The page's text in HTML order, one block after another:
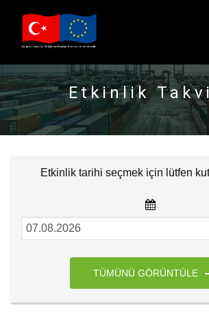
Etkinlik
Etkinlik tarihi seçmek için lütfen
TÜMÜNÜ GÖRÜNTÜLE